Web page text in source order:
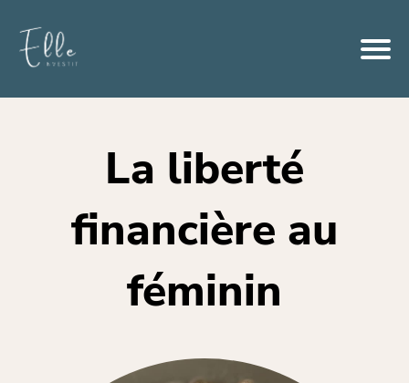
La liberté
financière au
féminin